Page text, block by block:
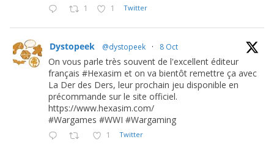
1 1 Twitter
Dystopeek @dystopeek · 8 Oct
On vous parle très souvent de l'excellent éditeur
français #Hexasim et on va bientôt remettre ça avec
La Der des Ders, leur prochain jeu disponible en
précommande sur le site officiel.
https://www.hexasim.com/
#Wargames #WWI #Wargaming
1 Twitter